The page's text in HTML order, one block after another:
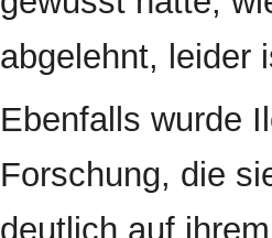
abgelehnt, leider
Ebenfalls wurde
Forschung, die
deutlich auf